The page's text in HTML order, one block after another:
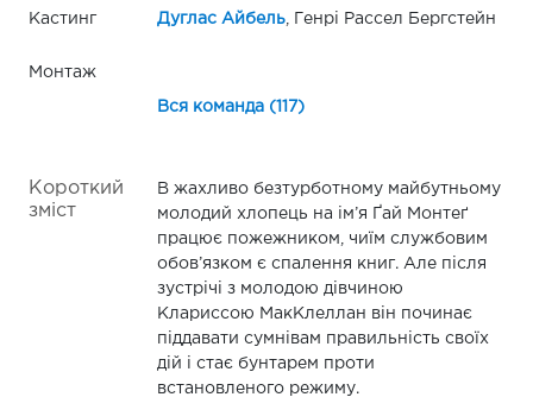
Кастинг Дуглас Айбель, Генрі Рассел Бергстейн
Монтаж
Вся команда (117)
Короткий
зміст
В жахливо безтурботному майбутньому
молодий хлопець на ім’я Ґай Монтеґ
працює пожежником, чиїм службовим
обов’язком є спалення книг. Але після
зустрічі з молодою дівчиною
Клариссою МакКлеллан він починає
піддавати сумнівам правильність своїх
дій і стає бунтарем проти
встановленого режиму.